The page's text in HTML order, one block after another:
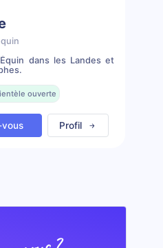
dans les Landes et
ouverte
Profil